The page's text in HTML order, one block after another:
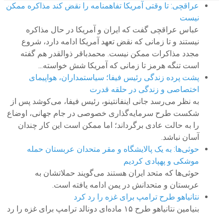
عراقچی: تا وقتی آمریکا تفاهمنامه را نقض کند مذاکره ممکن
نیست
عباس عراقچی گفت که ایران و آمریکا در حال مذاکره
نیستند و تا زمانی که نقض تعهد آمریکا ادامه دارد، شروع
مجدد مذاکرات ممکن نیست. محمدباقر ذوالقدر هم گفته
است تنگه هرمز تا زمانی که آمریکا شش خواسته...
پشت پرده زندگی رئیس فیفا؛ سیاستمداران، هواپیمای
اختصاصی و زندگی در حلقه قدرت
به نظر می‌رسد جانی اینفانتینو، رئیس فیفا، می‌کوشد پس از
شکست طرح سرمایه‌گذاری خصوصی در جام جهانی، اوضاع
را به حالت عادی برگرداند؛ اما ممکن است این کار چندان
آسان نباشد.
حوثی‌ها: به یک پالایشگاه و مقر متحدان عربستان حمله
موشکی و پهپادی کردیم
حوثی‌ها که متحد ایران هستند می‌گویند حملاتشان به
عربستان و متحدانش در یمن ادامه یافته است.
نتانیاهو طرح ترامپ برای غزه را رد کرد
بنیامین نتانیاهو طرح ۱۵ ماده‌ای دونالد ترامپ برای غزه را رد